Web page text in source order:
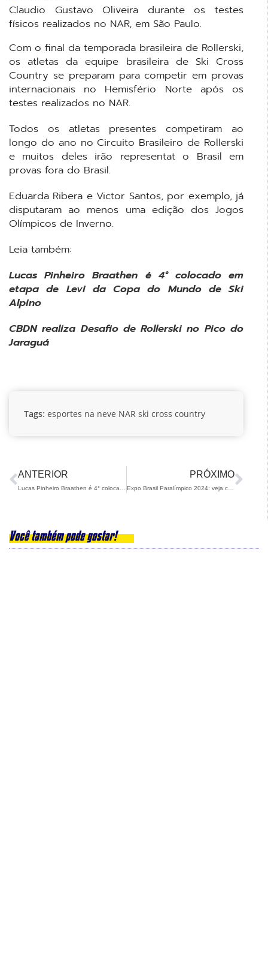
Claudio Gustavo Oliveira durante os testes
físicos realizados no NAR, em São Paulo.
Com o final da temporada brasileira de Rollerski,
os atletas da equipe brasileira de Ski Cross
Country se preparam para competir em provas
internacionais no Hemisfério Norte após os
testes realizados no NAR.
Todos os atletas presentes competiram ao
longo do ano no Circuito Brasileiro de Rollerski
e muitos deles irão representat o Brasil em
provas fora do Brasil.
Eduarda Ribera e Victor Santos, por exemplo, já
disputaram ao menos uma edição dos Jogos
Olímpicos de Inverno.
Leia também:
Lucas Pinheiro Braathen é 4° colocado em
etapa de Levi da Copa do Mundo de Ski
Alpino
CBDN realiza Desafio de Rollerski no Pico do
Jaraguá
Tags: esportes na neve NAR ski cross country
ANTERIOR PRÓXIMO
Expo Brasil Paralímpico 2024: veja como foi a participação da CBDN
Você também pode gostar!